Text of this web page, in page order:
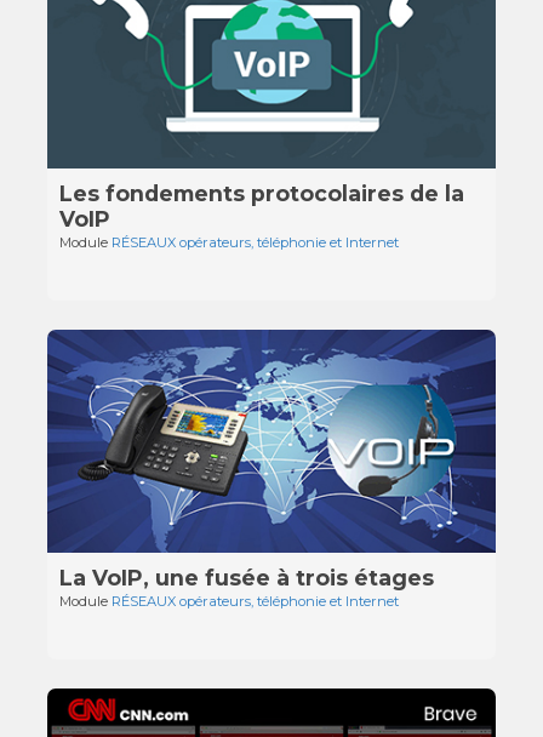
Les fondements protocolaires de la
VoIP
Module RÉSEAUX opérateurs, téléphonie et Internet
La VoIP, une fusée à trois étages
Module RÉSEAUX opérateurs, téléphonie et Internet